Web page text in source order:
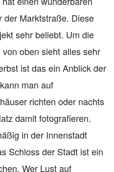
der Marktstraße. Diese
sehr beliebt. Um die
oben sieht alles sehr
ist das ein Anblick der
man auf
richten oder nachts
damit fotografieren.
in der Innenstadt
Schloss der Stadt ist ein
Wer Lust auf